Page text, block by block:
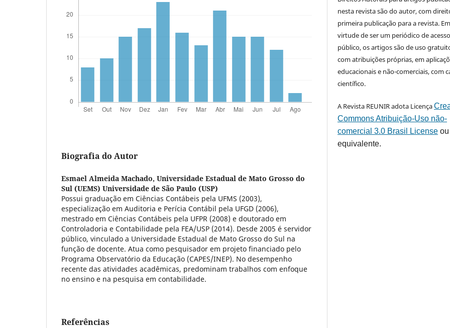
Biografia do Autor
Esmael Almeida Machado, Universidade Estadual de Mato Grosso do
Sul (UEMS) Universidade de São Paulo (USP)
Possui graduação em Ciências Contábeis pela UFMS (2003),
especialização em Auditoria e Perícia Contábil pela UFGD (2006),
mestrado em Ciências Contábeis pela UFPR (2008) e doutorado em
Controladoria e Contabilidade pela FEA/USP (2014). Desde 2005 é servidor
público, vinculado a Universidade Estadual de Mato Grosso do Sul na
função de docente. Atua como pesquisador em projeto financiado pelo
Programa Observatório da Educação (CAPES/INEP). No desempenho
recente das atividades acadêmicas, predominam trabalhos com enfoque
no ensino e na pesquisa em contabilidade.
Referências
nesta revista são do autor, com
primeira publicação para a revista. Em
virtude de ser um periódico de acesso
público, os artigos são de uso
com atribuições próprias, em
educacionais e não-comerciais, com
científico.
A Revista REUNIR adota Licença
Commons Atribuição-Uso não-
comercial 3.0 Brasil License
equivalente.